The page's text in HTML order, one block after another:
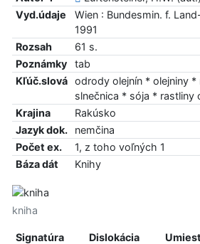
Vyd.údaje
Wien : Bundesmin. f.
1991
Rozsah
61 s.
Poznámky
tab
Kľúč.slová
odrody olejnín * olejniny *
slnečnica * sója * rastliny
Krajina
Rakúsko
Jazyk dok.
nemčina
Počet ex.
1, z toho voľných 1
Báza dát
Knihy
kniha
Signatúra Dislokácia